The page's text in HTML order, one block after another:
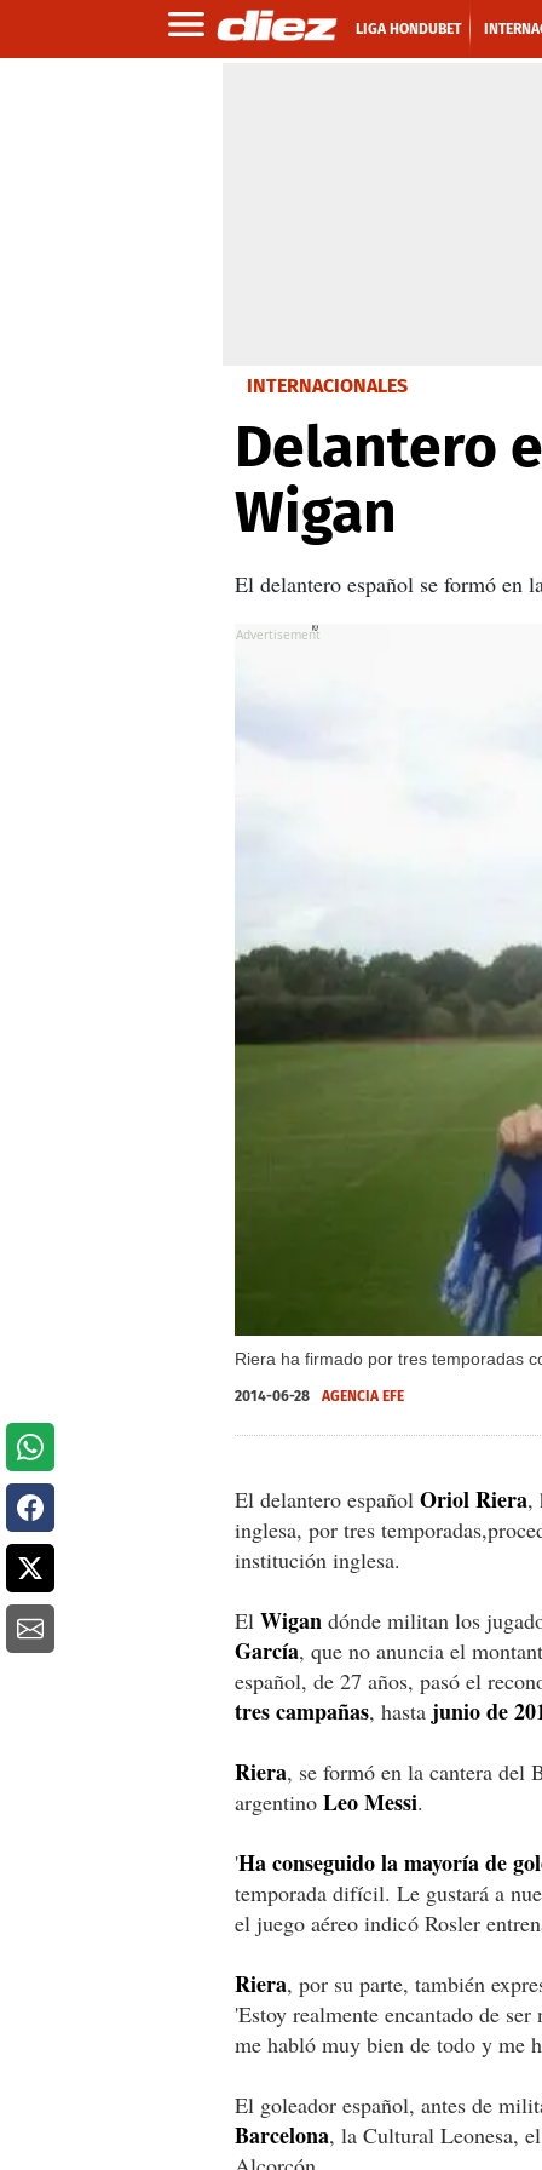
LIGA HONDUBET
INTERNACIONALES
Delantero
Wigan
El delantero español se formó en
Riera ha firmado por tres temporadas
X
2014-06-28 AGENCIA EFE
El delantero español Oriol Riera,
inglesa, por tres
institución inglesa.
El Wigan dónde militan los
García, que no anuncia el
español, de 27 años, pasó el
tres campañas, hasta junio de
Riera, se formó en la cantera del
argentino Leo Messi.
'Ha conseguido la mayoría de
temporada difícil. Le gustará a
el juego aéreo indicó Rosler
Riera, por su parte, también
'Estoy realmente encantado de
me habló muy bien de todo y me
El goleador español, antes de
Barcelona, la Cultural Leonesa,